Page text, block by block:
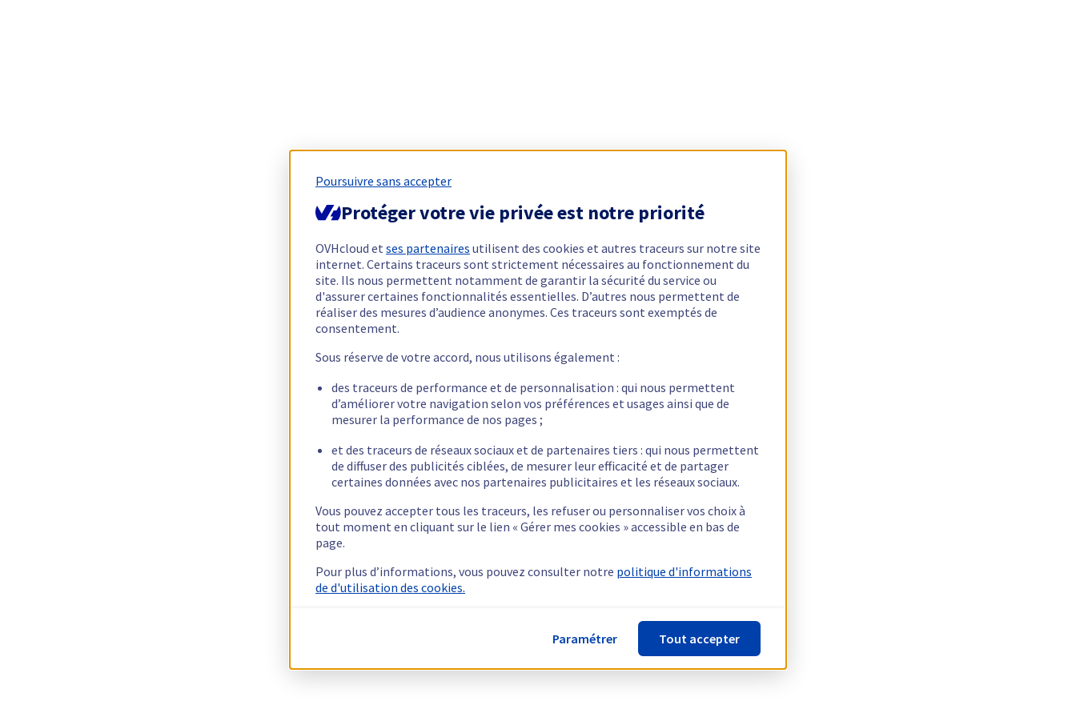
Poursuivre sans accepter
Protéger votre vie privée est notre priorité
OVHcloud et ses partenaires utilisent des cookies et autres traceurs sur notre site
internet. Certains traceurs sont strictement nécessaires au fonctionnement du
site. Ils nous permettent notamment de garantir la sécurité du service ou
d'assurer certaines fonctionnalités essentielles. D’autres nous permettent de
réaliser des mesures d’audience anonymes. Ces traceurs sont exemptés de
consentement.
Sous réserve de votre accord, nous utilisons également :
des traceurs de performance et de personnalisation : qui nous permettent
d’améliorer votre navigation selon vos préférences et usages ainsi que de
mesurer la performance de nos pages ;
et des traceurs de réseaux sociaux et de partenaires tiers : qui nous permettent
de diffuser des publicités ciblées, de mesurer leur efficacité et de partager
certaines données avec nos partenaires publicitaires et les réseaux sociaux.
Vous pouvez accepter tous les traceurs, les refuser ou personnaliser vos choix à
tout moment en cliquant sur le lien « Gérer mes cookies » accessible en bas de
page.
Pour plus d’informations, vous pouvez consulter notre politique d'informations
de d'utilisation des cookies.
Paramétrer Tout accepter